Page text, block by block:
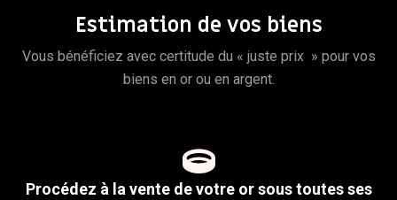
Estimation de vos biens
Vous bénéficiez avec certitude du « juste prix » pour vos
biens en or ou en argent.

Procédez à la vente de votre or sous toutes ses